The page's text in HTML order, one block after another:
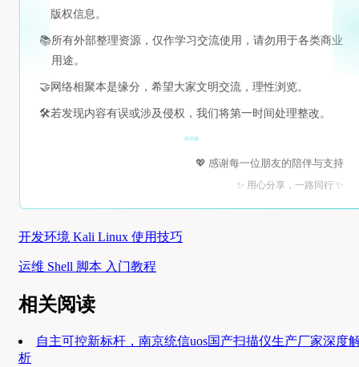
版权信息。
📚所有外部整理资源，仅作学习交流使用，请勿用于各类商业
用途。
🤝 网络相聚本是缘分，希望大家文明交流，理性浏览。
🛠️若发现内容有误或涉及侵权，我们将第一时间处理整改。
💖 感谢每一位朋友的陪伴与支持
✨ 用心分享，一路同行 ✨
开发环境 Kali Linux 使用技巧
运维 Shell 脚本 入门教程
相关阅读
自主可控新标杆，南京统信uos国产扫描仪生产厂家深度
析